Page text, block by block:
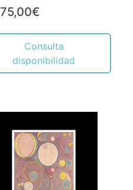
75,00€
Consulta
disponibilidad